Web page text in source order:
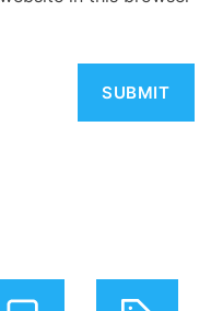
C T